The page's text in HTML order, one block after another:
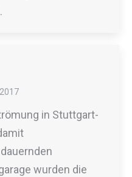
in Stuttgart-
wurden die